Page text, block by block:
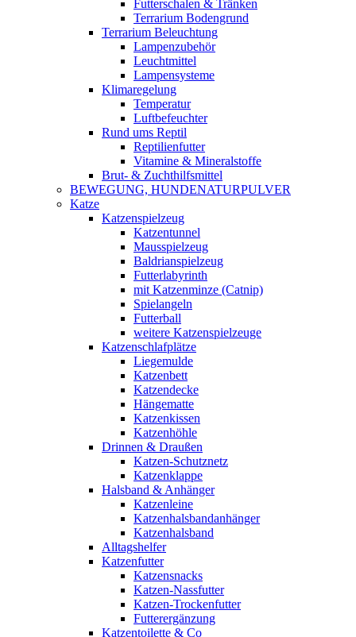
Futterschalen & Tränken
Terrarium Bodengrund
Terrarium Beleuchtung
Lampenzubehör
Leuchtmittel
Lampensysteme
Klimaregelung
Temperatur
Luftbefeuchter
Rund ums Reptil
Reptilienfutter
Vitamine & Mineralstoffe
Brut- & Zuchthilfsmittel
BEWEGUNG, HUNDENATURPULVER
Katze
Katzenspielzeug
Katzentunnel
Mausspielzeug
Baldrianspielzeug
Futterlabyrinth
mit Katzenminze (Catnip)
Spielangeln
Futterball
weitere Katzenspielzeuge
Katzenschlafplätze
Liegemulde
Katzenbett
Katzendecke
Hängematte
Katzenkissen
Katzenhöhle
Drinnen & Draußen
Katzen-Schutznetz
Katzenklappe
Halsband & Anhänger
Katzenleine
Katzenhalsbandanhänger
Katzenhalsband
Alltagshelfer
Katzenfutter
Katzensnacks
Katzen-Nassfutter
Katzen-Trockenfutter
Futterergänzung
Katzentoilette & Co